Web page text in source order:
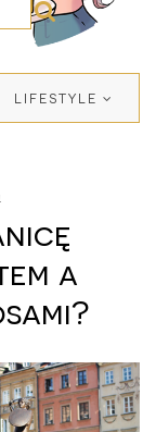
LIFESTYLE
a